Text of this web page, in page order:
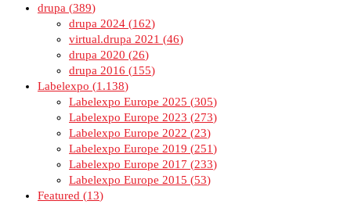
drupa
389
drupa 2024
162
virtual.drupa 2021
46
drupa 2020
26
drupa 2016
155
Labelexpo
1.138
Labelexpo Europe 2025
305
Labelexpo Europe 2023
273
Labelexpo Europe 2022
23
Labelexpo Europe 2019
251
Labelexpo Europe 2017
233
Labelexpo Europe 2015
53
Featured
13